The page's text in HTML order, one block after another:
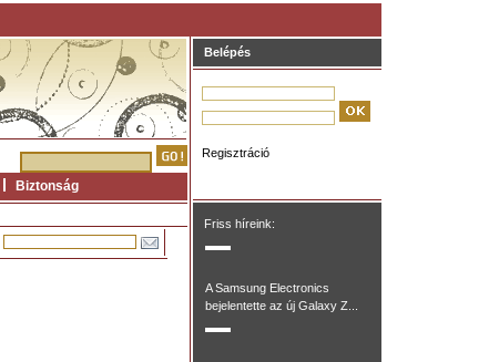
Biztonság
Belépés
Regisztráció
Friss híreink:
A Samsung Electronics
bejelentette az új Galaxy Z...